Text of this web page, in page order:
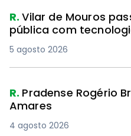
R.Vilar de Mouros
pública com
5 agosto 2026
R. Pradense Rogério
Amares
4 agosto 2026